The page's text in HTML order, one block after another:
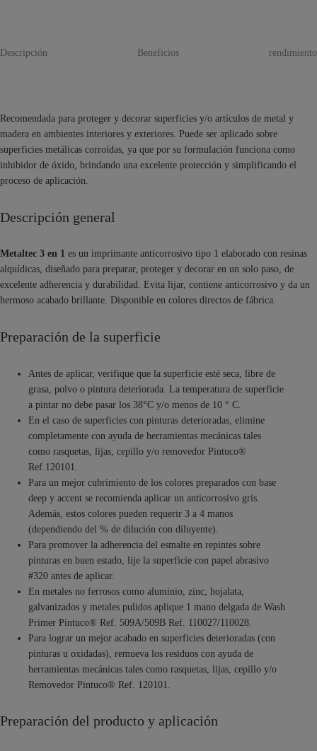
Descripción Beneficios rendimiento
Recomendada para proteger y decorar superficies y/o artículos de metal y
madera en ambientes interiores y exteriores. Puede ser aplicado sobre
superficies metálicas corroídas, ya que por su formulación funciona como
inhibidor de óxido, brindando una excelente protección y simplificando el
proceso de aplicación.
Descripción general
Metaltec 3 en 1 es un imprimante anticorrosivo tipo 1 elaborado con resinas
alquídicas, diseñado para preparar, proteger y decorar en un solo paso, de
excelente adherencia y durabilidad. Evita lijar, contiene anticorrosivo y da un
hermoso acabado brillante. Disponible en colores directos de fábrica.
Preparación de la superficie
Antes de aplicar, verifique que la superficie esté seca, libre de
grasa, polvo o pintura deteriorada. La temperatura de superficie
a pintar no debe pasar los 38°C y/o menos de 10 ° C.
En el caso de superficies con pinturas deterioradas, elimine
completamente con ayuda de herramientas mecánicas tales
como rasquetas, lijas, cepillo y/o removedor Pintuco®
Ref.120101.
Para un mejor cubrimiento de los colores preparados con base
deep y accent se recomienda aplicar un anticorrosivo gris.
Además, estos colores pueden requerir 3 a 4 manos
(dependiendo del % de dilución con diluyente).
Para promover la adherencia del esmalte en repintes sobre
pinturas en buen estado, lije la superficie con papel abrasivo
#320 antes de aplicar.
En metales no ferrosos como aluminio, zinc, hojalata,
galvanizados y metales pulidos aplique 1 mano delgada de Wash
Primer Pintuco® Ref. 509A/509B Ref. 110027/110028.
Para lograr un mejor acabado en superficies deterioradas (con
pinturas u oxidadas), remueva los residuos con ayuda de
herramientas mecánicas tales como rasquetas, lijas, cepillo y/o
Removedor Pintuco® Ref. 120101.
Preparación del producto y aplicación